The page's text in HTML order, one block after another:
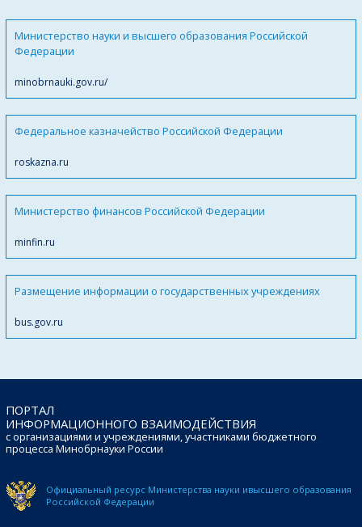
Министерство науки и высшего образования Российской
Федерации
minobrnauki.gov.ru/
Федеральное казначейство Российской Федерации
roskazna.ru
Министерство финансов Российской Федерации
minfin.ru
Размещение информации о государственных учреждениях
bus.gov.ru
ПОРТАЛ
ИНФОРМАЦИОННОГО ВЗАИМОДЕЙСТВИЯ
с организациями и учреждениями, участниками бюджетного
процесса Минобрнауки России
Официальный ресурс Министерства науки ивысшего образования
Российской Федерации